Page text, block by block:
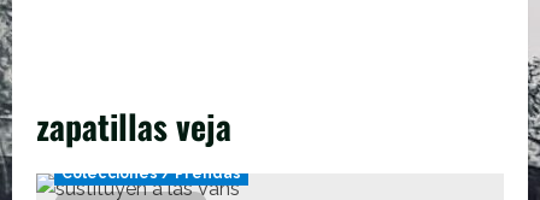
zapatillas veja
Colecciones / Prendas